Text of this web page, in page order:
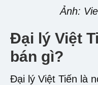
Ảnh:
Đại lý Việt
bán gì?
Đại lý Việt Tiến là